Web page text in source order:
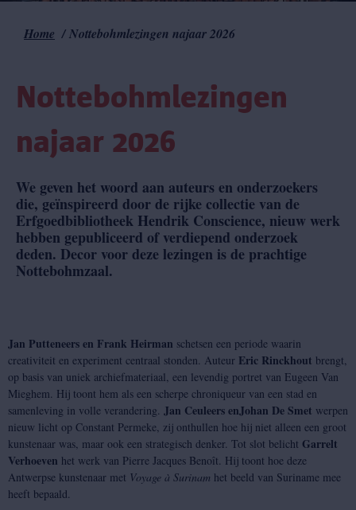
Kruimelpad
Home Nottebohmlezingen najaar 2026
Nottebohmlezingen
najaar 2026
We geven het woord aan auteurs en onderzoekers
die, geïnspireerd door de rijke collectie van de
Erfgoedbibliotheek Hendrik Conscience, nieuw werk
hebben gepubliceerd of verdiepend onderzoek
deden. Decor voor deze lezingen is de prachtige
Nottebohmzaal.
Jan Putteneers en Frank Heirman schetsen een periode waarin
creativiteit en experiment centraal stonden. Auteur Eric Rinckhout brengt,
op basis van uniek archiefmateriaal, een levendig portret van Eugeen Van
Mieghem. Hij toont hem als een scherpe chroniqueur van een stad en
samenleving in volle verandering. Jan Ceuleers enJohan De Smet werpen
nieuw licht op Constant Permeke, zij onthullen hoe hij niet alleen een groot
kunstenaar was, maar ook een strategisch denker. Tot slot belicht Garrelt
Verhoeven het werk van Pierre Jacques Benoît. Hij toont hoe deze
Antwerpse kunstenaar met Voyage à Surinam het beeld van Suriname mee
heeft bepaald.